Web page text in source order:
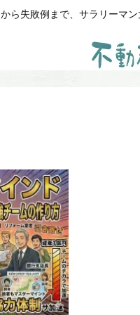
ら失敗例まで、サラリーマ